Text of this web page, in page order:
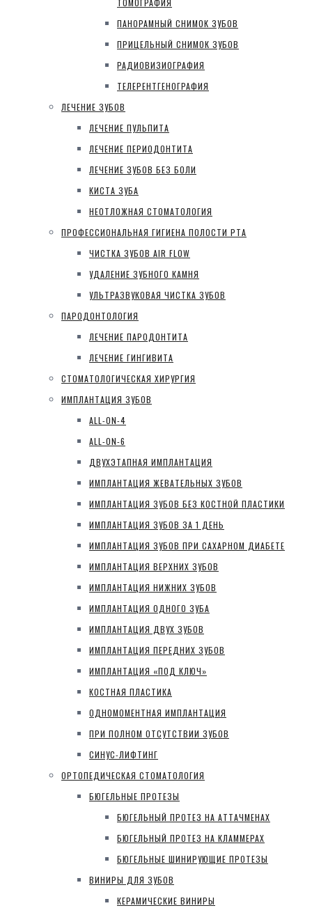
ТОМОГРАФИЯ
ПАНОРАМНЫЙ СНИМОК ЗУБОВ
ПРИЦЕЛЬНЫЙ СНИМОК ЗУБОВ
РАДИОВИЗИОГРАФИЯ
ТЕЛЕРЕНТГЕНОГРАФИЯ
ЛЕЧЕНИЕ ЗУБОВ
ЛЕЧЕНИЕ ПУЛЬПИТА
ЛЕЧЕНИЕ ПЕРИОДОНТИТА
ЛЕЧЕНИЕ ЗУБОВ БЕЗ БОЛИ
КИСТА ЗУБА
НЕОТЛОЖНАЯ СТОМАТОЛОГИЯ
ПРОФЕССИОНАЛЬНАЯ ГИГИЕНА ПОЛОСТИ РТА
ЧИСТКА ЗУБОВ AIR FLOW
УДАЛЕНИЕ ЗУБНОГО КАМНЯ
УЛЬТРАЗВУКОВАЯ ЧИСТКА ЗУБОВ
ПАРОДОНТОЛОГИЯ
ЛЕЧЕНИЕ ПАРОДОНТИТА
ЛЕЧЕНИЕ ГИНГИВИТА
СТОМАТОЛОГИЧЕСКАЯ ХИРУРГИЯ
ИМПЛАНТАЦИЯ ЗУБОВ
ALL-ON-4
ALL-ON-6
ДВУХЭТАПНАЯ ИМПЛАНТАЦИЯ
ИМПЛАНТАЦИЯ ЖЕВАТЕЛЬНЫХ ЗУБОВ
ИМПЛАНТАЦИЯ ЗУБОВ БЕЗ КОСТНОЙ ПЛАСТИКИ
ИМПЛАНТАЦИЯ ЗУБОВ ЗА 1 ДЕНЬ
ИМПЛАНТАЦИЯ ЗУБОВ ПРИ САХАРНОМ ДИАБЕТЕ
ИМПЛАНТАЦИЯ ВЕРХНИХ ЗУБОВ
ИМПЛАНТАЦИЯ НИЖНИХ ЗУБОВ
ИМПЛАНТАЦИЯ ОДНОГО ЗУБА
ИМПЛАНТАЦИЯ ДВУХ ЗУБОВ
ИМПЛАНТАЦИЯ ПЕРЕДНИХ ЗУБОВ
ИМПЛАНТАЦИЯ «ПОД КЛЮЧ»
КОСТНАЯ ПЛАСТИКА
ОДНОМОМЕНТНАЯ ИМПЛАНТАЦИЯ
ПРИ ПОЛНОМ ОТСУТСТВИИ ЗУБОВ
СИНУС-ЛИФТИНГ
ОРТОПЕДИЧЕСКАЯ СТОМАТОЛОГИЯ
БЮГЕЛЬНЫЕ ПРОТЕЗЫ
БЮГЕЛЬНЫЙ ПРОТЕЗ НА АТТАЧМЕНАХ
БЮГЕЛЬНЫЙ ПРОТЕЗ НА КЛАММЕРАХ
БЮГЕЛЬНЫЕ ШИНИРУЮЩИЕ ПРОТЕЗЫ
ВИНИРЫ ДЛЯ ЗУБОВ
КЕРАМИЧЕСКИЕ ВИНИРЫ